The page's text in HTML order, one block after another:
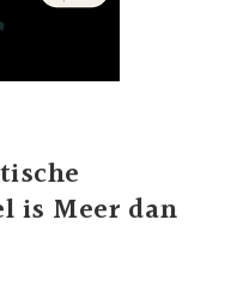
is Meer dan